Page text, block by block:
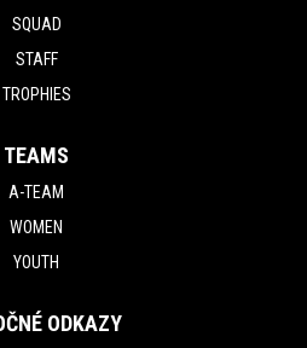
SQUAD
STAFF
TROPHIES
TEAMS
A-TEAM
WOMEN
YOUTH
ODKAZY